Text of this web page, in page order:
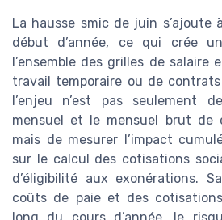
La hausse smic de juin s’ajoute
début d’année, ce qui crée
l’ensemble des grilles de
travail temporaire ou de
l’enjeu n’est pas seulement
mensuel et le mensuel brut de
mais de mesurer l’impact
sur le calcul des cotisations
d’éligibilité aux exonérations.
coûts de paie et des